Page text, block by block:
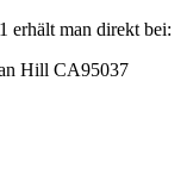
erhält man direkt bei:
Hill CA95037